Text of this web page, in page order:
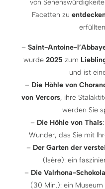
von
Facetten zu
– Saint-Antoine-
wurde 2025 zum
und ist
– Die Höhle von
von Vercors, ihre
werden Sie
– Die Höhle von Thaïs
Wunder, das Sie mit
– Der Garten der
(Isère): ein
– Die Valrhona-
(30 Min.): ein